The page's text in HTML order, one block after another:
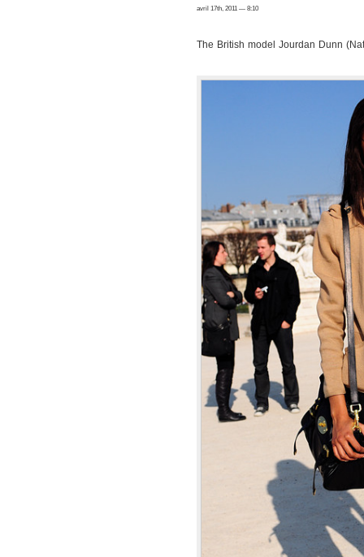
avril 17th, 2011 — 8:10
The British model Jourdan Dunn